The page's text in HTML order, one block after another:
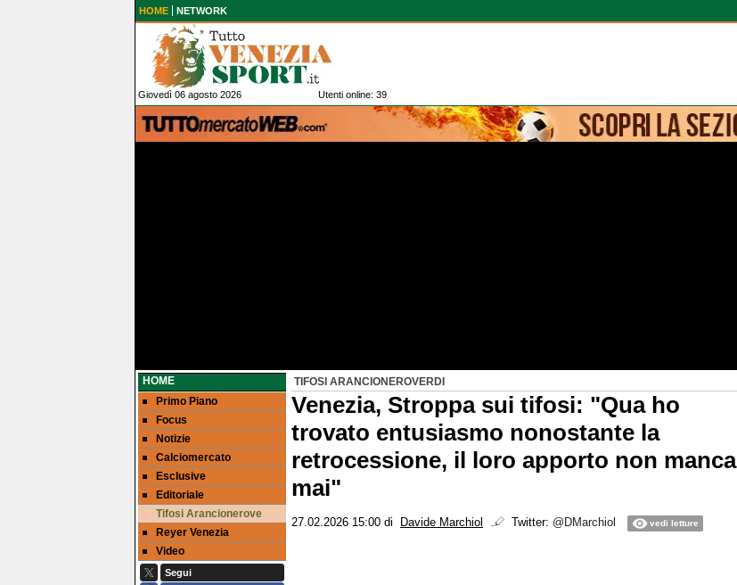
HOME NETWORK
Giovedì 06 agosto 2026 Utenti online: 39
HOME
Primo Piano
Focus
Notizie
Calciomercato
Esclusive
Editoriale
Tifosi Arancionerove
Reyer Venezia
Video
Segui
TIFOSI ARANCIONEROVERDI
Venezia, Stroppa sui tifosi: "Qua ho
trovato entusiasmo nonostante la
retrocessione, il loro apporto non manca
mai"
27.02.2026 15:00 di Davide Marchiol Twitter: @DMarchiol vedi letture